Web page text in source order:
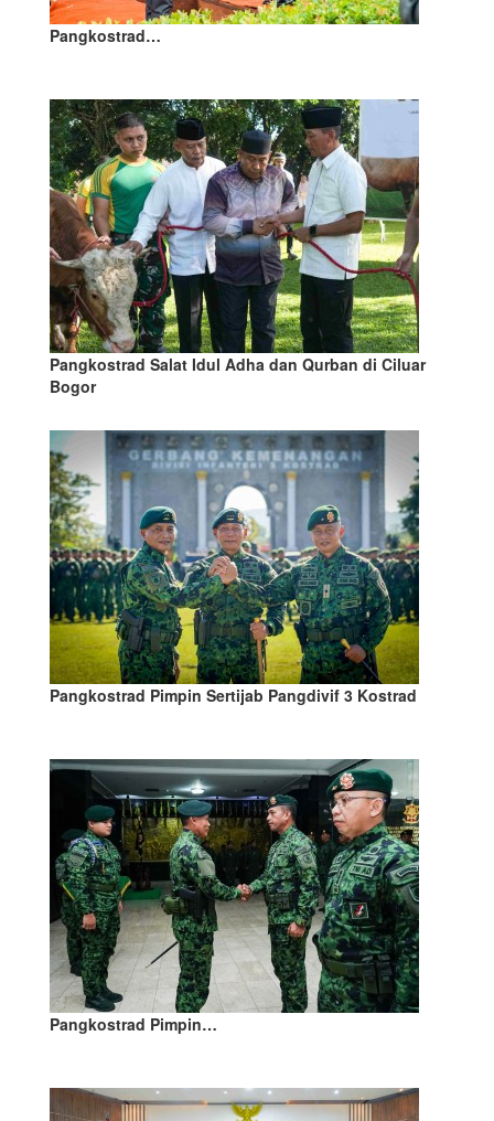
Pangkostrad…
Pangkostrad Salat Idul Adha dan Qurban di Ciluar
Bogor
Pangkostrad Pimpin Sertijab Pangdivif 3 Kostrad
Pangkostrad Pimpin…